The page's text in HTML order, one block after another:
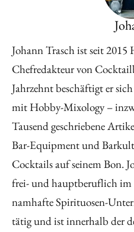
Johann Trasch ist seit
Chefredakteur von
Jahrzehnt beschäftigt er
mit Hobby-Mixology –
Tausend geschriebene
Bar-Equipment und
Cocktails auf seinem Bon.
frei- und hauptberuflich
namhafte Spirituosen-
tätig und ist innerhalb der